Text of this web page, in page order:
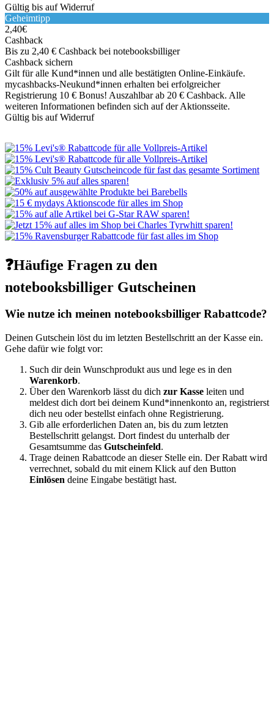
Gültig bis auf Widerruf
Geheimtipp
2,40€
Cashback
Bis zu 2,40 € Cashback bei notebooksbilliger
Cashback sichern
Gilt für alle Kund*innen und alle bestätigten Online-Einkäufe.
mycashbacks-Neukund*innen erhalten bei erfolgreicher
Registrierung 10 € Bonus! Auszahlbar ab 20 € Cashback. Alle
weiteren Informationen befinden sich auf der Aktionsseite.
Gültig bis auf Widerruf
❓Häufige Fragen zu den
notebooksbilliger Gutscheinen
Wie nutze ich meinen notebooksbilliger Rabattcode?
Deinen Gutschein löst du im letzten Bestellschritt an der Kasse ein.
Gehe dafür wie folgt vor:
Such dir dein Wunschprodukt aus und lege es in den
Warenkorb.
Über den Warenkorb lässt du dich zur Kasse leiten und
meldest dich dort bei deinem Kund*innenkonto an, registrierst
dich neu oder bestellst einfach ohne Registrierung.
Gib alle erforderlichen Daten an, bis du zum letzten
Bestellschritt gelangst. Dort findest du unterhalb der
Gesamtsumme das Gutscheinfeld.
Trage deinen Rabattcode an dieser Stelle ein. Der Rabatt wird
verrechnet, sobald du mit einem Klick auf den Button
Einlösen deine Eingabe bestätigt hast.